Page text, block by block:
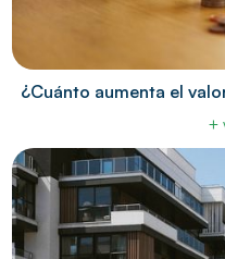
¿Cuánto aumenta el
+